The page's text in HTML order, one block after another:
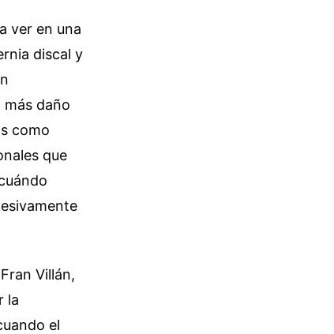
ver en una
discal y
daño
como
que
Villán,
la
el